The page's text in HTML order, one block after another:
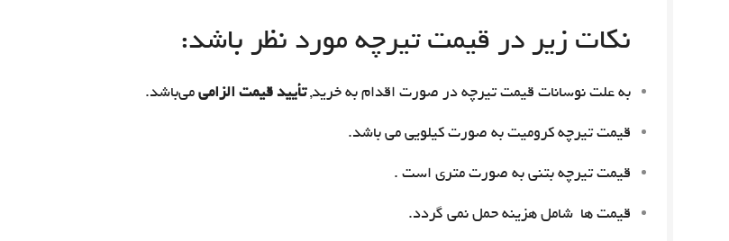
نکات زیر در قیمت تیرچه مورد نظر باشد:
به علت نوسانات قیمت تیرچه در صورت اقدام به خرید,تأیید قیمت الزامیمی‌باشد.
قیمت تیرچه کرومیت به صورت کیلویی می باشد.
قیمت تیرچه بتنی به صورت متری است .
قیمت ها شامل هزینه حمل نمی گردد.